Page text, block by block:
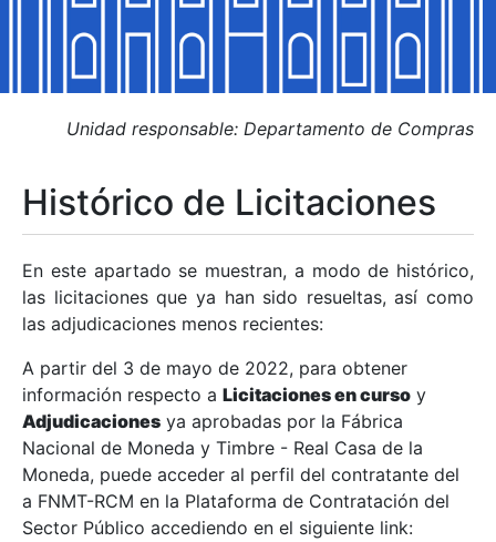
Mostrar/Ocultar
Mostrar/Ocultar
Mostrar/Ocultar
Mostrar/Ocultar
Mostrar/Ocultar
Mostrar/Ocultar
Unidad responsable: Departamento de Compras
Histórico de Licitaciones
En este apartado se muestran, a modo de histórico,
las licitaciones que ya han sido resueltas, así como
las adjudicaciones menos recientes:
A partir del 3 de mayo de 2022, para obtener
información respecto a Licitaciones en curso y
Adjudicaciones ya aprobadas por la Fábrica
Nacional de Moneda y Timbre - Real Casa de la
Moneda, puede acceder al perfil del contratante del
a FNMT-RCM en la Plataforma de Contratación del
Sector Público accediendo en el siguiente link: